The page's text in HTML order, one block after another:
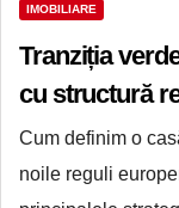
IMOBILIARE
Tranziția
cu structură
Cum definim o
noile reguli